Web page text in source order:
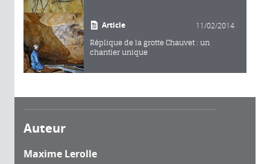
Article 11/02/2014
Réplique de la grotte Chauvet : un
chantier unique
Auteur
Maxime Lerolle